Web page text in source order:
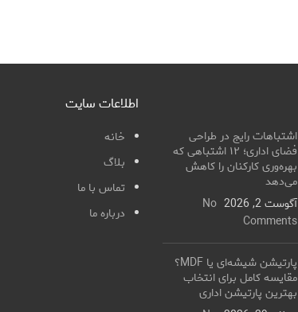
اشتباهات رایج در طراحی
فضای اداری؛ ۱۲ اشتباهی که
بهره‌وری کارکنان را کاهش
می‌دهد
آگوست 2, 2026
No
Comments
پارتیشن شیشه‌ای یا MDF؟
مقایسه کامل برای انتخاب
بهترین پارتیشن اداری
اطلاعات سایت
خانه
بلاگ
تماس با ما
درباره ما